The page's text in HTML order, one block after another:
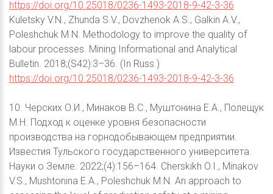
https://doi.org/10.25018/0236-1493-2018-9-42-3-36
Kuletsky V.N., Zhunda S.V., Dovzhenok A.S., Galkin A.V.,
Poleshchuk M.N. Methodology to improve the quality of
labour processes. Mining Informational and Analytical
Bulletin. 2018;(S42):3–36. (In Russ.)
https://doi.org/10.25018/0236-1493-2018-9-42-3-36
10. Черских О.И., Минаков В.С., Муштонина Е.А., Полещук
М.Н. Подход к оценке уровня безопасности
производства на горнодобывающем предприятии.
Известия Тульского государственного университета.
Науки о Земле. 2022;(4):156–164. Cherskikh O.I., Minakov
V.S., Mushtonina E.A., Poleshchuk M.N. An approach to